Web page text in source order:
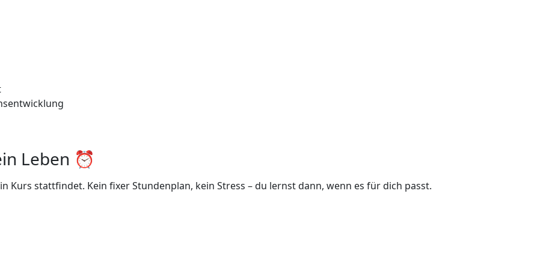
Leben ⏰
Kurs stattfindet. Kein fixer Stundenplan, kein Stress – du lernst dann, wenn es für dich passt.